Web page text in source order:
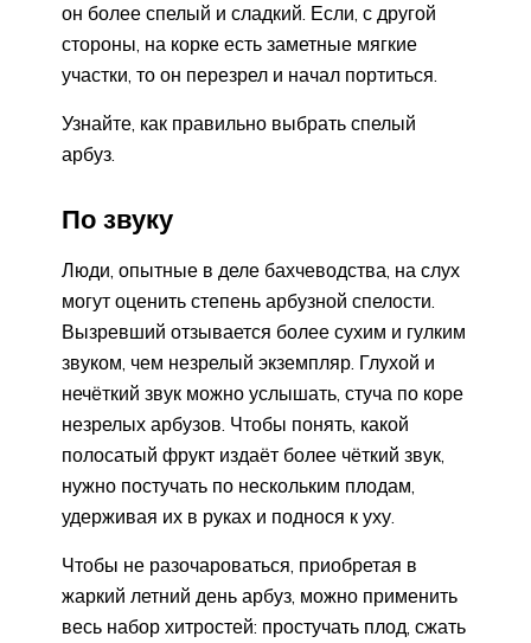
он более спелый и сладкий. Если, с другой
стороны, на корке есть заметные мягкие
участки, то он перезрел и начал портиться.
Узнайте, как правильно выбрать спелый
арбуз.
По звуку
Люди, опытные в деле бахчеводства, на слух
могут оценить степень арбузной спелости.
Вызревший отзывается более сухим и гулким
звуком, чем незрелый экземпляр. Глухой и
нечёткий звук можно услышать, стуча по коре
незрелых арбузов. Чтобы понять, какой
полосатый фрукт издаёт более чёткий звук,
нужно постучать по нескольким плодам,
удерживая их в руках и поднося к уху.
Чтобы не разочароваться, приобретая в
жаркий летний день арбуз, можно применить
весь набор хитростей: простучать плод, сжать